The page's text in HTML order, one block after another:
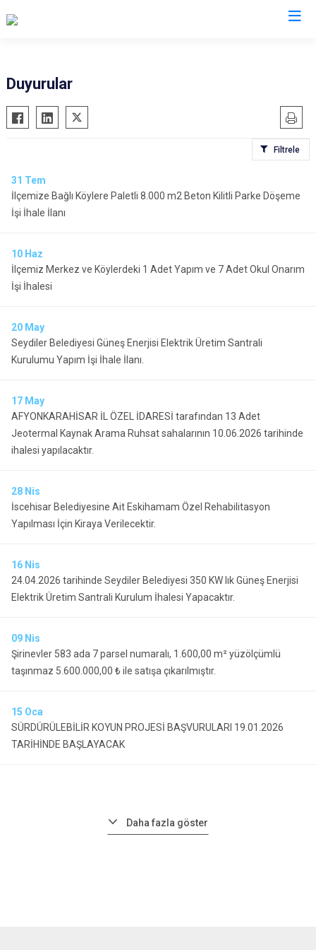
Başmakçı
Bayat
Çay
Çobanlar
Dazkırı
Emirdağ
Evciler
Sandıklı
Sinanpaşa
Duyurular
Filtrele
31 Tem
İlçemize Bağlı Köylere Paletli 8.000 m2 Beton Kilitli Parke Döşeme
İşi İhale İlanı
10 Haz
İlçemiz Merkez ve Köylerdeki 1 Adet Yapım ve 7 Adet Okul Onarım
İşi İhalesi
20 May
Seydiler Belediyesi Güneş Enerjisi Elektrik Üretim Santrali
Kurulumu Yapım İşi İhale İlanı.
17 May
AFYONKARAHİSAR İL ÖZEL İDARESİ tarafından 13 Adet
Jeotermal Kaynak Arama Ruhsat sahalarının 10.06.2026 tarihinde
ihalesi yapılacaktır.
28 Nis
İscehisar Belediyesine Ait Eskihamam Özel Rehabilitasyon
Yapılması İçin Kiraya Verilecektir.
16 Nis
24.04.2026 tarihinde Seydiler Belediyesi 350 KW lık Güneş Enerjisi
Elektrik Üretim Santrali Kurulum İhalesi Yapacaktır.
09 Nis
Şirinevler 583 ada 7 parsel numaralı, 1.600,00 m² yüzölçümlü
taşınmaz 5.600.000,00 ₺ ile satışa çıkarılmıştır.
15 Oca
SÜRDÜRÜLEBİLİR KOYUN PROJESİ BAŞVURULARI 19.01.2026
TARİHİNDE BAŞLAYACAK
Daha fazla göster